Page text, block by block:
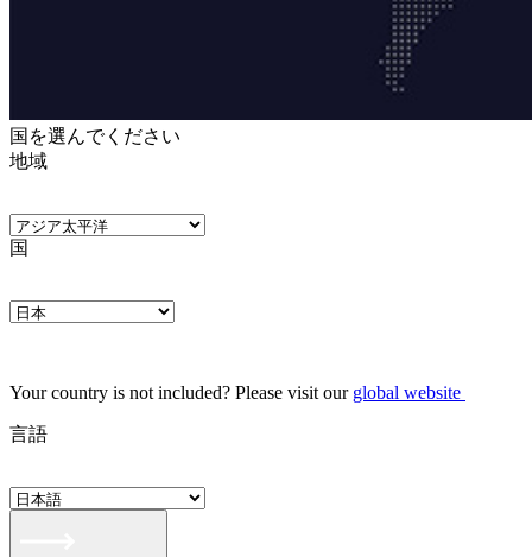
国を選んでください
地域
国
Your country is not included? Please visit our global website
言語